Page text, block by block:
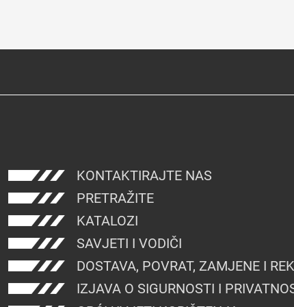
KONTAKTIRAJTE NAS
PRETRAŽITE
KATALOZI
SAVJETI I VODIČI
DOSTAVA, POVRAT, ZAMJENE I
IZJAVA O SIGURNOSTI I